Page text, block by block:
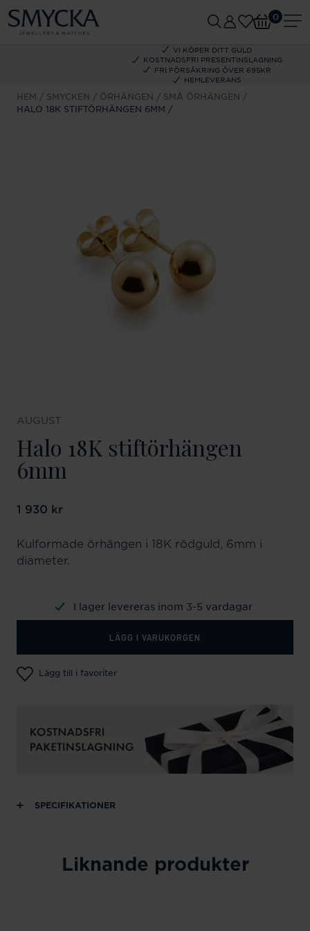
VI KÖPER DITT GULD
KOSTNADSFRI PRESENTINSLAGNING
FRI FÖRSÄKRING ÖVER 695KR
HEMLEVERANS
0
HEM SMYCKEN ÖRHÄNGEN
SMÅ ÖRHÄNGEN
HALO 18K STIFTÖRHÄNGEN 6MM
AUGUST
Halo 18K stiftörhängen
6mm
Pris:1 930 kr
1 930 kr
Kulformade örhängen i 18K rödguld, 6mm i
diameter.
I lager levereras inom 3-5 vardagar
LÄGG I VARUKORGEN
Lägg till i favoriter
SPECIFIKATIONER
Liknande produkter